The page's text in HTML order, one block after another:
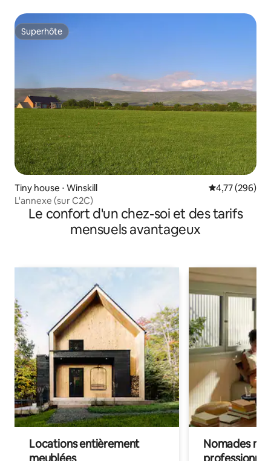
Superhôte
Superhôte
Tiny house ⋅ Winskill Évaluation
4,77 (296)
L'annexe (sur C2C)
Le confort d'un chez-soi et des tarifs
mensuels avantageux
Locations entièrement
meublées
Nomades